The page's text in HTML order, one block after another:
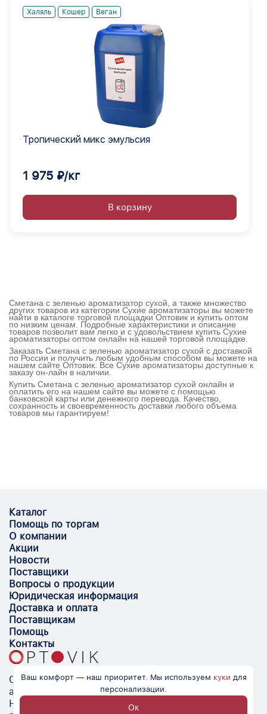
Халяль Кошер Веган
Тропический микс эмульсия
1 975 ₽/кг
В корзину
Сметана с зеленью ароматизатор сухой, а также множество
других товаров из категории Сухие ароматизаторы вы можете
найти в каталоге торговой площадки Оптовик и купить оптом
по низким ценам. Подробные характеристики и описание
товаров позволит вам легко и с удовольствием купить Сухие
ароматизаторы оптом онлайн на нашей торговой площадке.
Заказать Сметана с зеленью ароматизатор сухой с доставкой
по России и получить любым удобным способом вы можете на
нашем сайте Оптовик. Все Сухие ароматизаторы доступные к
заказу он-лайн в наличии.
Купить Сметана с зеленью ароматизатор сухой онлайн и
оплатить его на нашем сайте вы можете с помощью
банковской карты или денежного перевода. Качество,
сохранность и своевременность доставки любого объема
товаров мы гарантируем!
Optovik.com - электронная площадка для
автоматизации закупок и поиска поставщиков.
Низкие цены, надёжные контрагенты и удобство
Каталог
Помощь по торгам
О компании
Акции
Новости
Поставщики
Вопросы о продукции
Юридическая информация
Доставка и оплата
Поставщикам
Помощь
Контакты
Ваш комфорт — наш приоритет. Мы используем куки для
персонализации.
Ок